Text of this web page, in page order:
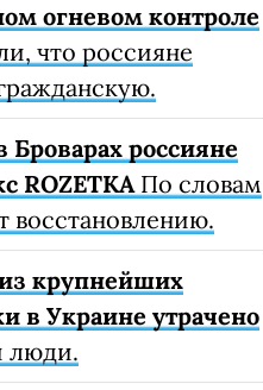
огневом контроле
что россияне
россияне
ROZETKAПо словам
восстановлению.
крупнейших
в Украине утрачено
люди.